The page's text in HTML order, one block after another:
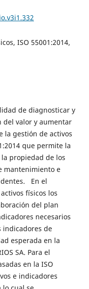
ISO 55001:2014,
de diagnosticar y
valor y aumentar
la gestión de activos
que permite la
propiedad de los
mantenimiento e
En el
físicos los
del plan
necesarios
indicadores de
esperada en la
SA. Para el
en la ISO
e indicadores